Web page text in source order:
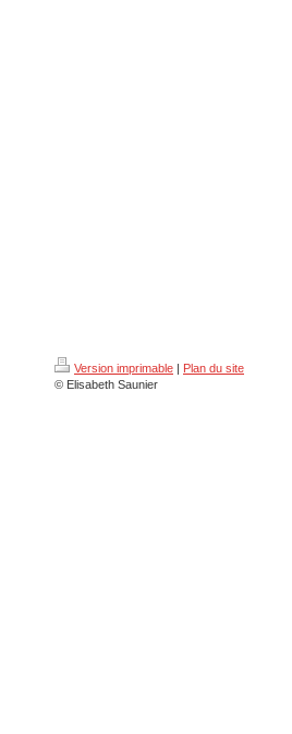
Version imprimable | Plan du site
© Elisabeth Saunier